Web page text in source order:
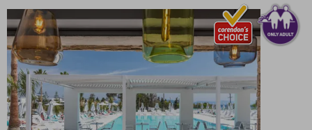
Buffet,
pizza,
BBQ
of
sushi